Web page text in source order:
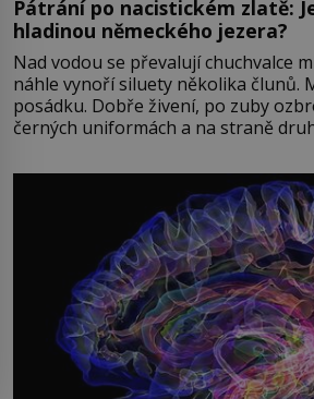
Pátrání po nacistickém zlatě:
hladinou německého jezera?
Nad vodou se převalují chuchvalce
náhle vynoří siluety několika člunů.
posádku. Dobře živení, po zuby
černých uniformách a na straně
přízračná scéna znamená? Je jaro
světová válka se chýlí ke konci.